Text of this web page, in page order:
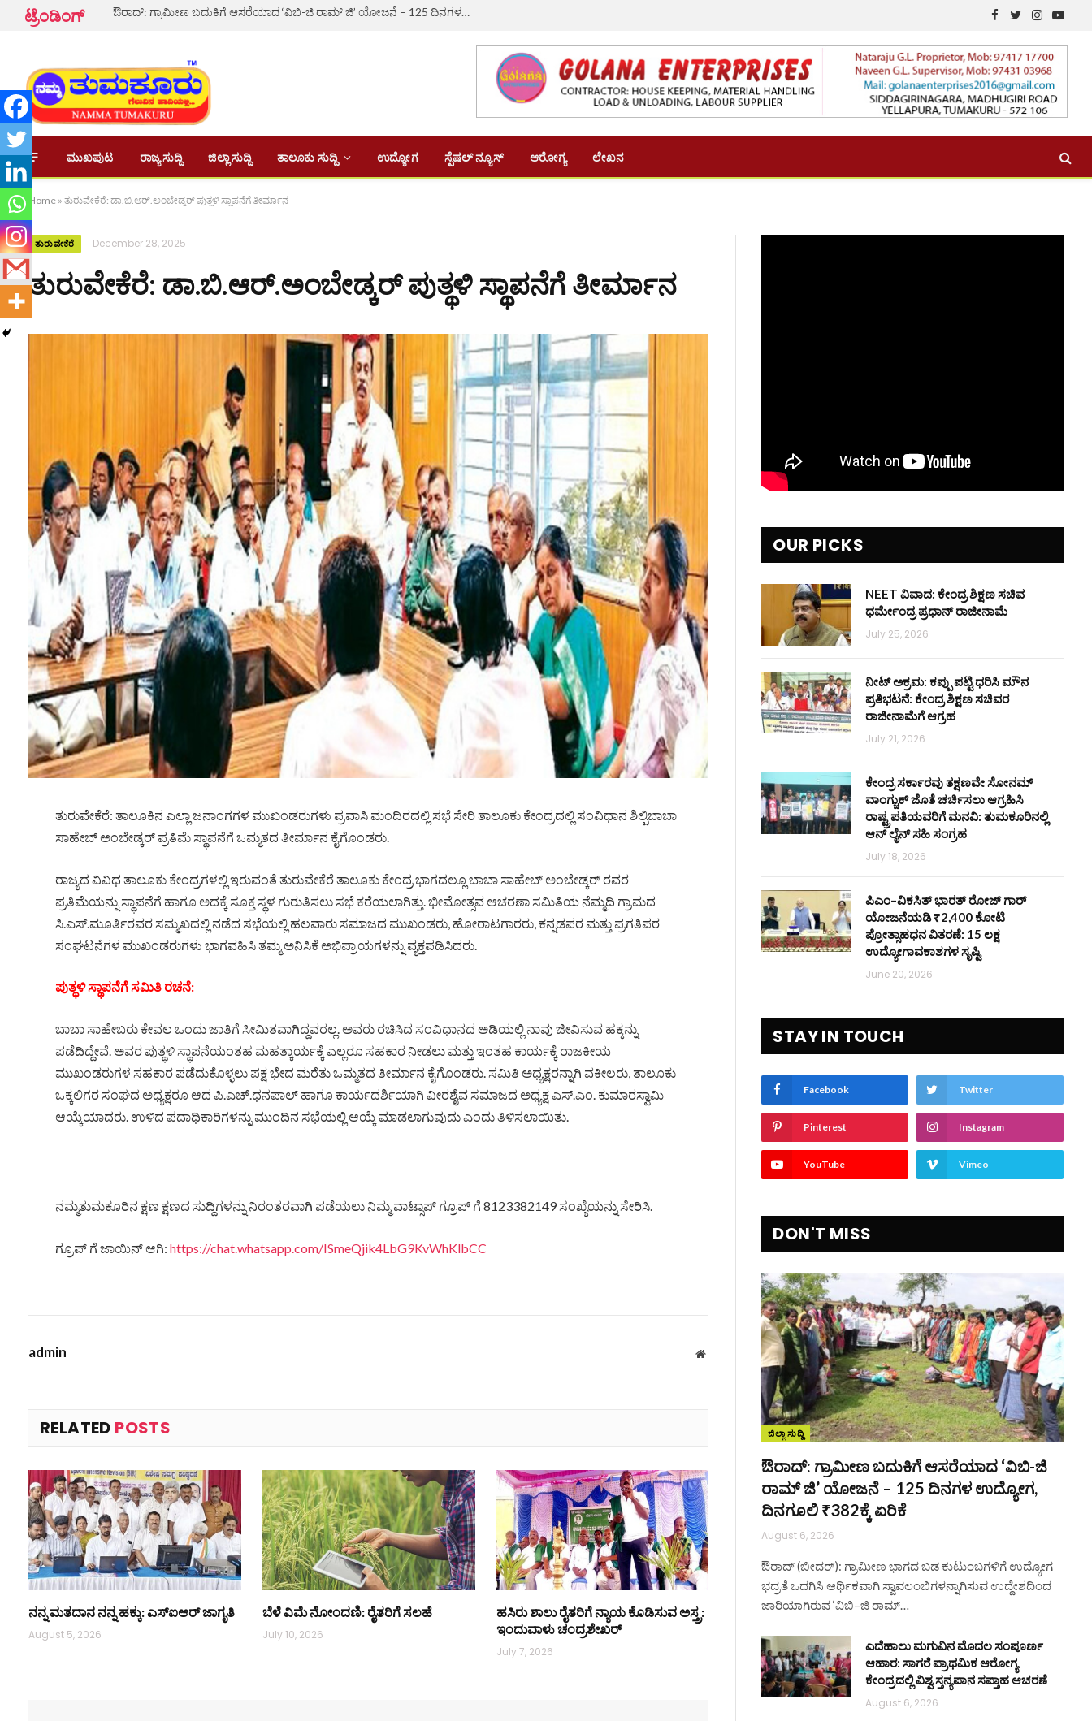
ಟ್ರೆಂಡಿಂಗ್ ಔರಾದ್: ಗ್ರಾಮೀಣ ಬದುಕಿಗೆ ಆಸರೆಯಾದ ‘ವಿಬಿ-ಜಿ ರಾಮ್ ಜಿ’ ಯೋಜನೆ – 125 ದಿನಗಳ ಉದ್ಯೋಗ, ದಿನಗೂಲಿ ₹382ಕ್ಕೆ ಏರಿಕೆ
Facebook
TwitterInstagram
ಮುಖಪುಟ ರಾಜ್ಯ ಸುದ್ದಿ ಜಿಲ್ಲಾ ಸುದ್ದಿ ತಾಲೂಕು ಸುದ್ದಿ ಉದ್ಯೋಗ ಸ್ಪೆಷಲ್ ನ್ಯೂಸ್ ಆರೋಗ್ಯ ಲೇಖನ
Home » ತುರುವೇಕೆರೆ: ಡಾ.ಬಿ.ಆರ್.ಅಂಬೇಡ್ಕರ್‌ ಪುತ್ಥಳಿ ಸ್ಥಾಪನೆಗೆ ತೀರ್ಮಾನ
ತುರುವೇಕೆರೆ December 28, 2025
ತುರುವೇಕೆರೆ: ಡಾ.ಬಿ.ಆರ್.ಅಂಬೇಡ್ಕರ್‌ ಪುತ್ಥಳಿ ಸ್ಥಾಪನೆಗೆ ತೀರ್ಮಾನ
ತುರುವೇಕೆರೆ: ತಾಲೂಕಿನ ಎಲ್ಲಾ ಜನಾಂಗಗಳ ಮುಖಂಡರುಗಳು ಪ್ರವಾಸಿ ಮಂದಿರದಲ್ಲಿ ಸಭೆ ಸೇರಿ ತಾಲೂಕು ಕೇಂದ್ರದಲ್ಲಿ ಸಂವಿಧಾನ ಶಿಲ್ಪಿಬಾಬಾ
ಸಾಹೇಬ್ ಅಂಬೇಡ್ಕರ್ ಪ್ರತಿಮೆ ಸ್ಥಾಪನೆಗೆ ಒಮ್ಮತದ ತೀರ್ಮಾನ ಕೈಗೊಂಡರು.
ರಾಜ್ಯದ ವಿವಿಧ ತಾಲೂಕು ಕೇಂದ್ರಗಳಲ್ಲಿ ಇರುವಂತೆ ತುರುವೇಕೆರೆ ತಾಲೂಕು ಕೇಂದ್ರ ಭಾಗದಲ್ಲೂ ಬಾಬಾ ಸಾಹೇಬ್ ಅಂಬೇಡ್ಕರ್ ರವರ
ಪ್ರತಿಮೆಯನ್ನು ಸ್ಥಾಪನೆಗೆ ಹಾಗೂ ಅದಕ್ಕೆ ಸೂಕ್ತ ಸ್ಥಳ ಗುರುತಿಸಲು ಸಭೆ ಕರೆಯಲಾಗಿತ್ತು. ಭೀಮೋತ್ಸವ ಆಚರಣಾ ಸಮಿತಿಯ ನೆಮ್ಮದಿ ಗ್ರಾಮದ
ಸಿ.ಎಸ್.ಮೂರ್ತಿರವರ ಸಮ್ಮಖದಲ್ಲಿ ನಡೆದ ಸಭೆಯಲ್ಲಿ ಹಲವಾರು ಸಮಾಜದ ಮುಖಂಡರು, ಹೋರಾಟಗಾರರು, ಕನ್ನಡಪರ ಮತ್ತು ಪ್ರಗತಿಪರ
ಸಂಘಟನೆಗಳ ಮುಖಂಡರುಗಳು ಭಾಗವಹಿಸಿ ತಮ್ಮ ಅನಿಸಿಕೆ ಅಭಿಪ್ರಾಯಗಳನ್ನು ವ್ಯಕ್ತಪಡಿಸಿದರು.
ಪುತ್ಥಳಿ ಸ್ಥಾಪನೆಗೆ ಸಮಿತಿ ರಚನೆ:
ಬಾಬಾ ಸಾಹೇಬರು ಕೇವಲ ಒಂದು ಜಾತಿಗೆ ಸೀಮಿತವಾಗಿದ್ದವರಲ್ಲ. ಅವರು ರಚಿಸಿದ ಸಂವಿಧಾನದ ಅಡಿಯಲ್ಲಿ ನಾವು ಜೀವಿಸುವ ಹಕ್ಕನ್ನು
ಪಡೆದಿದ್ದೇವೆ. ಅವರ ಪುತ್ಥಳಿ ಸ್ಥಾಪನೆಯಂತಹ ಮಹತ್ಕಾರ್ಯಕ್ಕೆ ಎಲ್ಲರೂ ಸಹಕಾರ ನೀಡಲು ಮತ್ತು ಇಂತಹ ಕಾರ್ಯಕ್ಕೆ ರಾಜಕೀಯ
ಮುಖಂಡರುಗಳ ಸಹಕಾರ ಪಡೆದುಕೊಳ್ಳಲು ಪಕ್ಷ ಭೇದ ಮರೆತು ಒಮ್ಮತದ ತೀರ್ಮಾನ ಕೈಗೊಂಡರು. ಸಮಿತಿ ಅಧ್ಯಕ್ಷರನ್ನಾಗಿ ವಕೀಲರು, ತಾಲೂಕು
ಒಕ್ಕಲಿಗರ ಸಂಘದ ಅಧ್ಯಕ್ಷರೂ ಆದ ಪಿ.ಎಚ್.ಧನಪಾಲ್ ಹಾಗೂ ಕಾರ್ಯದರ್ಶಿಯಾಗಿ ವೀರಶೈವ ಸಮಾಜದ ಅಧ್ಯಕ್ಷ ಎಸ್.ಎಂ. ಕುಮಾರಸ್ವಾಮಿ
ಆಯ್ಕೆಯಾದರು. ಉಳಿದ ಪದಾಧಿಕಾರಿಗಳನ್ನು ಮುಂದಿನ ಸಭೆಯಲ್ಲಿ ಆಯ್ಕೆ ಮಾಡಲಾಗುವುದು ಎಂದು ತಿಳಿಸಲಾಯಿತು.
ನಮ್ಮತುಮಕೂರಿನ ಕ್ಷಣ ಕ್ಷಣದ ಸುದ್ದಿಗಳನ್ನು ನಿರಂತರವಾಗಿ ಪಡೆಯಲು ನಿಮ್ಮ ವಾಟ್ಸಾಪ್ ಗ್ರೂಪ್ ಗೆ 8123382149 ಸಂಖ್ಯೆಯನ್ನು ಸೇರಿಸಿ.
ಗ್ರೂಪ್ ಗೆ ಜಾಯಿನ್ ಆಗಿ: https://chat.whatsapp.com/ISmeQjik4LbG9KvWhKlbCC
admin Website
RELATED POSTS
ನನ್ನ ಮತದಾನ ನನ್ನ ಹಕ್ಕು: ಎಸ್ಐಆರ್ ಜಾಗೃತಿ
August 5, 2026
ಬೆಳೆ ವಿಮೆ ನೋಂದಣಿ: ರೈತರಿಗೆ ಸಲಹೆ
July 10, 2026
ಹಸಿರು ಶಾಲು ರೈತರಿಗೆ ನ್ಯಾಯ ಕೊಡಿಸುವ ಅಸ್ತ್ರ:
ಇಂದುವಾಳು ಚಂದ್ರಶೇಖರ್
July 7, 2026
OUR PICKS
NEET ವಿವಾದ: ಕೇಂದ್ರ ಶಿಕ್ಷಣ ಸಚಿವ
ಧರ್ಮೇಂದ್ರ ಪ್ರಧಾನ್ ರಾಜೀನಾಮೆ
July 25, 2026
ನೀಟ್ ಅಕ್ರಮ: ಕಪ್ಪು ಪಟ್ಟಿ ಧರಿಸಿ ಮೌನ
ಪ್ರತಿಭಟನೆ: ಕೇಂದ್ರ ಶಿಕ್ಷಣ ಸಚಿವರ
ರಾಜೀನಾಮೆಗೆ ಆಗ್ರಹ
July 21, 2026
ಕೇಂದ್ರ ಸರ್ಕಾರವು ತಕ್ಷಣವೇ ಸೋನಮ್
ವಾಂಗ್ಚುಕ್ ಜೊತೆ ಚರ್ಚಿಸಲು ಆಗ್ರಹಿಸಿ
ರಾಷ್ಟ್ರಪತಿಯವರಿಗೆ ಮನವಿ: ತುಮಕೂರಿನಲ್ಲಿ
ಆನ್‌ ಲೈನ್ ಸಹಿ ಸಂಗ್ರಹ
July 18, 2026
ಪಿಎಂ–ವಿಕಸಿತ್ ಭಾರತ್ ರೋಜ್‌ ಗಾರ್
ಯೋಜನೆಯಡಿ ₹2,400 ಕೋಟಿ
ಪ್ರೋತ್ಸಾಹಧನ ವಿತರಣೆ: 15 ಲಕ್ಷ
ಉದ್ಯೋಗಾವಕಾಶಗಳ ಸೃಷ್ಟಿ
June 20, 2026
STAY IN TOUCH
Facebook Twitter
Pinterest Instagram
YouTube Vimeo
DON'T MISS
ಜಿಲ್ಲಾ ಸುದ್ದಿ
ಔರಾದ್: ಗ್ರಾಮೀಣ ಬದುಕಿಗೆ ಆಸರೆಯಾದ ‘ವಿಬಿ-ಜಿ
ರಾಮ್ ಜಿ’ ಯೋಜನೆ – 125 ದಿನಗಳ ಉದ್ಯೋಗ,
ದಿನಗೂಲಿ ₹382ಕ್ಕೆ ಏರಿಕೆ
August 6, 2026
ಔರಾದ್ (ಬೀದರ್): ಗ್ರಾಮೀಣ ಭಾಗದ ಬಡ ಕುಟುಂಬಗಳಿಗೆ ಉದ್ಯೋಗ
ಭದ್ರತೆ ಒದಗಿಸಿ ಆರ್ಥಿಕವಾಗಿ ಸ್ವಾವಲಂಬಿಗಳನ್ನಾಗಿಸುವ ಉದ್ದೇಶದಿಂದ
ಜಾರಿಯಾಗಿರುವ ‘ವಿಬಿ–ಜಿ ರಾಮ್…
ಎದೆಹಾಲು ಮಗುವಿನ ಮೊದಲ ಸಂಪೂರ್ಣ
ಆಹಾರ: ಸಾಗರೆ ಪ್ರಾಥಮಿಕ ಆರೋಗ್ಯ
ಕೇಂದ್ರದಲ್ಲಿ ವಿಶ್ವ ಸ್ತನ್ಯಪಾನ ಸಪ್ತಾಹ ಆಚರಣೆ
August 6, 2026